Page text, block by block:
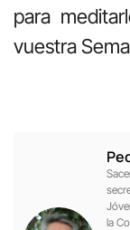
para
vuestra
la